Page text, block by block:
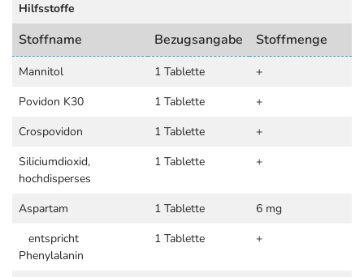
Hilfsstoffe
Stoffname Bezugsangabe Stoffmenge
Mannitol 1 Tablette
+
Povidon K30
1 Tablette
+
Crospovidon
1 Tablette
+
Siliciumdioxid,
hochdisperses
1 Tablette +
Aspartam 1 Tablette
6 mg
entspricht
Phenylalanin
1 Tablette +